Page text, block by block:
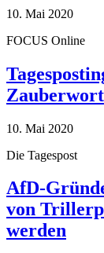
10. Mai 2020
FOCUS Online
Zauberwort
10. Mai 2020
Die Tagespost
AfD-
von
werden